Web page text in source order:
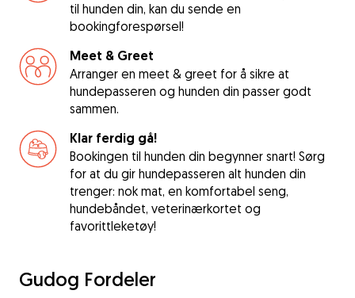
til hunden din, kan du sende en
bookingforespørsel!
Meet & Greet
Arranger en meet & greet for å sikre at
hundepasseren og hunden din passer godt
sammen.
Klar ferdig gå!
Bookingen til hunden din begynner snart! Sørg
for at du gir hundepasseren alt hunden din
trenger: nok mat, en komfortabel seng,
hundebåndet, veterinærkortet og
favorittleketøy!
Gudog Fordeler